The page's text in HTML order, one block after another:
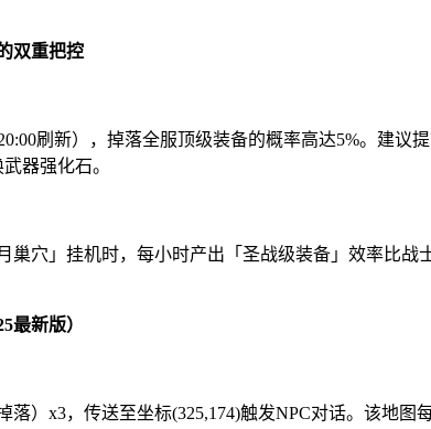
双重把控
刷新），掉落全服顶级装备的概率高达5%。建
器强化石。
巢穴」挂机时，每小时产出「圣战级装备」效率比
最新版）
落）x3，传送至坐标(325,174)触发NPC对话。该地